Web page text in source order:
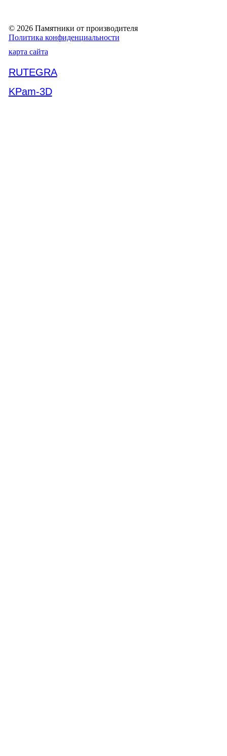
© 2026 Памятники от производителя
Политика конфиденциальности
карта сайта
RUTEGRA
KPam-3D